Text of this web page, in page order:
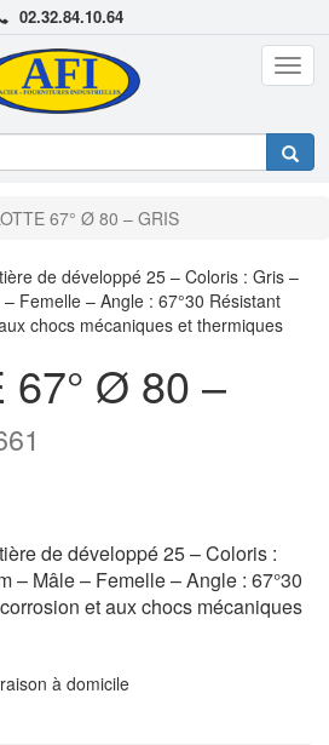
02.32.84.10.64
67° Ø 80 – GRIS
67° Ø 80 –
de développé 25 – Coloris :
– Mâle – Femelle – Angle : 67°30
et aux chocs mécaniques
à domicile